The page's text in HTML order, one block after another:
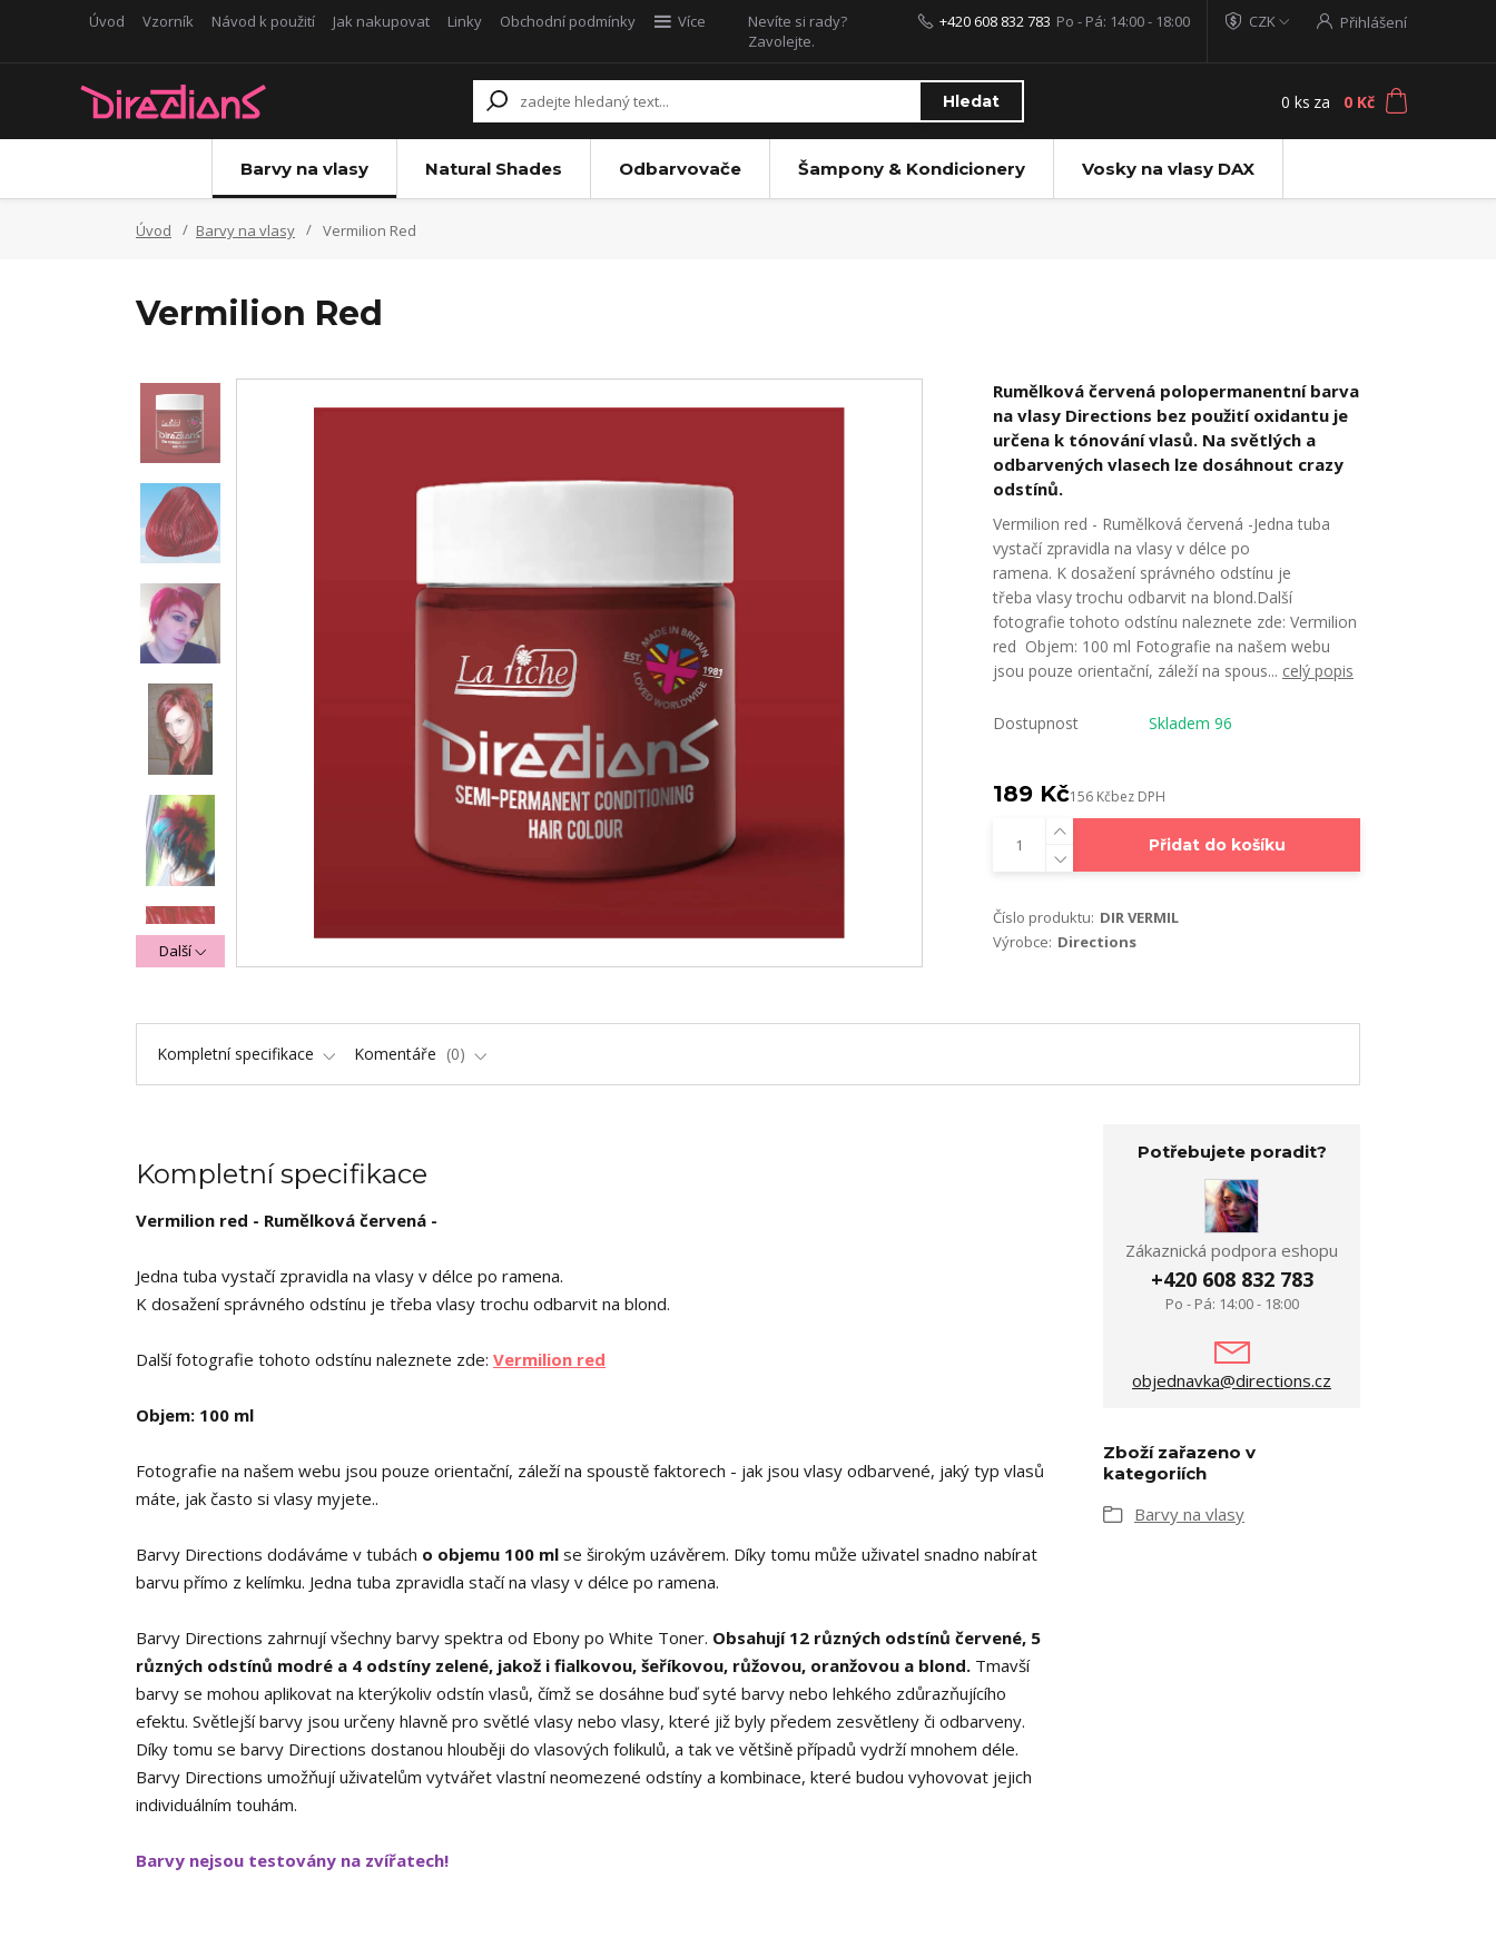
Úvod Vzorník Návod k použití Jak nakupovat Linky Obchodní podmínky Více CZK Přihlášení
Hledat
Nevíte si rady?
Zavolejte.
+420 608 832 783 Po - Pá: 14:00 - 18:00
0 ks za 0 Kč
Barvy na vlasy Natural Shades Odbarvovače Šampony & Kondicionery Vosky na vlasy DAX
Úvod Barvy na vlasy Vermilion Red
Vermilion Red
Další
Rumělková červená polopermanentní barva
na vlasy Directions bez použití oxidantu je
určena k tónování vlasů. Na světlých a
odbarvených vlasech lze dosáhnout crazy
odstínů.
Vermilion red - Rumělková červená -Jedna tuba
vystačí zpravidla na vlasy v délce po
ramena. K dosažení správného odstínu je
třeba vlasy trochu odbarvit na blond.Další
fotografie tohoto odstínu naleznete zde: Vermilion
red Objem: 100 ml Fotografie na našem webu
jsou pouze orientační, záleží na spous... celý popis
Dostupnost Skladem 96
189 Kč156 Kčbez DPH
Přidat do košíku
Číslo produktu: DIR VERMIL
Výrobce: Directions
Kompletní specifikace Komentáře 0
Kompletní specifikace
Vermilion red - Rumělková červená -
Jedna tuba vystačí zpravidla na vlasy v délce po ramena.
K dosažení správného odstínu je třeba vlasy trochu odbarvit na blond.
Další fotografie tohoto odstínu naleznete zde: Vermilion red
Objem: 100 ml
Fotografie na našem webu jsou pouze orientační, záleží na spoustě faktorech - jak jsou vlasy odbarvené, jaký typ vlasů
máte, jak často si vlasy myjete..
Barvy Directions dodáváme v tubách o objemu 100 ml se širokým uzávěrem. Díky tomu může uživatel snadno nabírat
barvu přímo z kelímku. Jedna tuba zpravidla stačí na vlasy v délce po ramena.
Barvy Directions zahrnují všechny barvy spektra od Ebony po White Toner. Obsahují 12 různých odstínů červené, 5
různých odstínů modré a 4 odstíny zelené, jakož i fialkovou, šeříkovou, růžovou, oranžovou a blond. Tmavší
barvy se mohou aplikovat na kterýkoliv odstín vlasů, čímž se dosáhne buď syté barvy nebo lehkého zdůrazňujícího
efektu. Světlejší barvy jsou určeny hlavně pro světlé vlasy nebo vlasy, které již byly předem zesvětleny či odbarveny.
Díky tomu se barvy Directions dostanou hlouběji do vlasových folikulů, a tak ve většině případů vydrží mnohem déle.
Barvy Directions umožňují uživatelům vytvářet vlastní neomezené odstíny a kombinace, které budou vyhovovat jejich
individuálním touhám.
Barvy nejsou testovány na zvířatech!
Potřebujete poradit?
Zákaznická podpora eshopu
+420 608 832 783
Po - Pá: 14:00 - 18:00
objednavka@directions.cz
Zboží zařazeno v
kategoriích
Barvy na vlasy